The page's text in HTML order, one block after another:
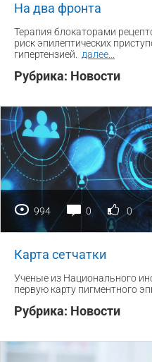
На два фронта
Терапия блокаторами
риск эпилептических
гипертензией.
далее
Рубрика: Новости
994 0 0
Карта сетчатки
Ученые из Национального
первую карту пигментного
Рубрика: Новости